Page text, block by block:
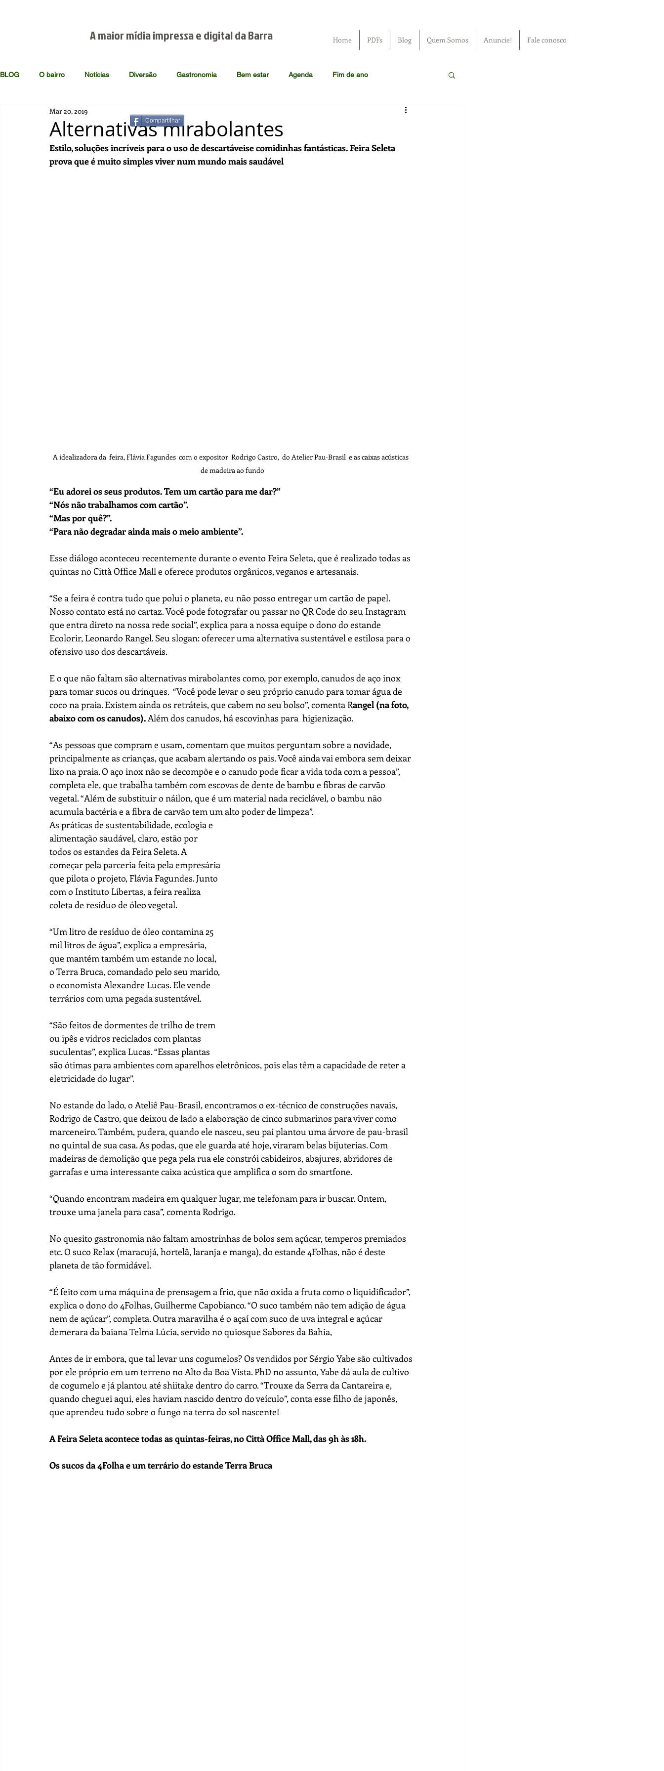
Home PDFs Blog Quem Somos Anuncie! Fale conosco
A maior mídia impressa e digital da Barra
BLOG O bairro Notícias Diversão Gastronomia Bem estar Agenda Fim de ano
Alternativas mirabolantes
Mar 20, 2019
Estilo, soluções incríveis para o uso de descartáveise comidinhas fantásticas. Feira Seleta
prova que é muito simples viver num mundo mais saudável
A idealizadora da  feira, Flávia Fagundes  com o expositor  Rodrigo Castro,  do Atelier Pau-Brasil  e as caixas acústicas
de madeira ao fundo
“Eu adorei os seus produtos. Tem um cartão para me dar?”
“Nós não trabalhamos com cartão”.
“Mas por quê?”.
“Para não degradar ainda mais o meio ambiente”.
Esse diálogo aconteceu recentemente durante o evento Feira Seleta, que é realizado todas as
quintas no Città Office Mall e oferece produtos orgânicos, veganos e artesanais.
“Se a feira é contra tudo que polui o planeta, eu não posso entregar um cartão de papel.
Nosso contato está no cartaz. Você pode fotografar ou passar no QR Code do seu Instagram
que entra direto na nossa rede social”, explica para a nossa equipe o dono do estande
Ecolorir, Leonardo Rangel. Seu slogan: oferecer uma alternativa sustentável e estilosa para o
ofensivo uso dos descartáveis.
E o que não faltam são alternativas mirabolantes como, por exemplo, canudos de aço inox
para tomar sucos ou drinques.  “Você pode levar o seu próprio canudo para tomar água de
coco na praia. Existem ainda os retráteis, que cabem no seu bolso”, comenta Rangel (na foto,
abaixo com os canudos). Além dos canudos, há escovinhas para  higienização.
“As pessoas que compram e usam, comentam que muitos perguntam sobre a novidade,
principalmente as crianças, que acabam alertando os pais. Você ainda vai embora sem deixar
lixo na praia. O aço inox não se decompõe e o canudo pode ficar a vida toda com a pessoa”,
completa ele, que trabalha também com escovas de dente de bambu e fibras de carvão
vegetal. “Além de substituir o náilon, que é um material nada reciclável, o bambu não
acumula bactéria e a fibra de carvão tem um alto poder de limpeza”.
As práticas de sustentabilidade, ecologia e
alimentação saudável, claro, estão por
todos os estandes da Feira Seleta. A
começar pela parceria feita pela empresária
que pilota o projeto, Flávia Fagundes. Junto
com o Instituto Libertas, a feira realiza
coleta de resíduo de óleo vegetal.
“Um litro de resíduo de óleo contamina 25
mil litros de água”, explica a empresária,
que mantém também um estande no local,
o Terra Bruca, comandado pelo seu marido,
o economista Alexandre Lucas. Ele vende
terrários com uma pegada sustentável.
“São feitos de dormentes de trilho de trem
ou ipês e vidros reciclados com plantas
suculentas”, explica Lucas. “Essas plantas
são ótimas para ambientes com aparelhos eletrônicos, pois elas têm a capacidade de reter a
eletricidade do lugar”.
No estande do lado, o Ateliê Pau-Brasil, encontramos o ex-técnico de construções navais,
Rodrigo de Castro, que deixou de lado a elaboração de cinco submarinos para viver como
marceneiro. Também, pudera, quando ele nasceu, seu pai plantou uma árvore de pau-brasil
no quintal de sua casa. As podas, que ele guarda até hoje, viraram belas bijuterias. Com
madeiras de demolição que pega pela rua ele constrói cabideiros, abajures, abridores de
garrafas e uma interessante caixa acústica que amplifica o som do smartfone.
“Quando encontram madeira em qualquer lugar, me telefonam para ir buscar. Ontem,
trouxe uma janela para casa”, comenta Rodrigo.
No quesito gastronomia não faltam amostrinhas de bolos sem açúcar, temperos premiados
etc. O suco Relax (maracujá, hortelã, laranja e manga), do estande 4Folhas, não é deste
planeta de tão formidável.
“É feito com uma máquina de prensagem a frio, que não oxida a fruta como o liquidificador”,
explica o dono do 4Folhas, Guilherme Capobianco. “O suco também não tem adição de água
nem de açúcar”, completa. Outra maravilha é o açaí com suco de uva integral e açúcar
demerara da baiana Telma Lúcia, servido no quiosque Sabores da Bahia,
Antes de ir embora, que tal levar uns cogumelos? Os vendidos por Sérgio Yabe são cultivados
por ele próprio em um terreno no Alto da Boa Vista. PhD no assunto, Yabe dá aula de cultivo
de cogumelo e já plantou até shiitake dentro do carro. “Trouxe da Serra da Cantareira e,
quando cheguei aqui, eles haviam nascido dentro do veículo”, conta esse filho de japonês,
que aprendeu tudo sobre o fungo na terra do sol nascente!
A Feira Seleta acontece todas as quintas-feiras, no Città Office Mall, das 9h às 18h.
Os sucos da 4Folha e um terrário do estande Terra Bruca
Compartilhar